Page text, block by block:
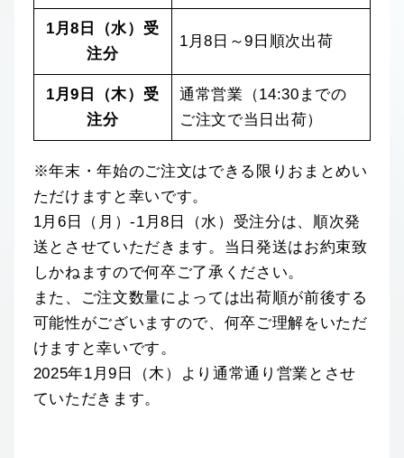
1月8日（水）受
注分
1月8日～9日順次出荷
1月9日（木）受
注分
通常営業（14:30までの
ご注文で当日出荷）
※年末・年始のご注文はできる限りおまとめい
ただけますと幸いです。
1月6日（月）-1月8日（水）受注分は、順次発
送とさせていただきます。当日発送はお約束致
しかねますので何卒ご了承ください。
また、ご注文数量によっては出荷順が前後する
可能性がございますので、何卒ご理解をいただ
けますと幸いです。
2025年1月9日（木）より通常通り営業とさせ
ていただきます。